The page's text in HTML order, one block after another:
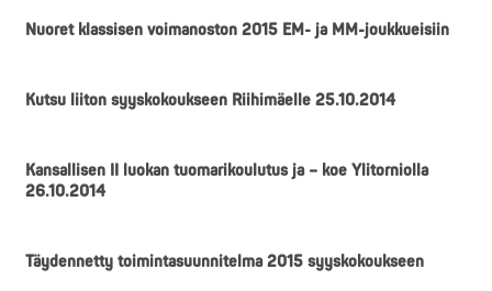
Nuoret klassisen voimanoston 2015 EM- ja MM-joukkueisiin
Kutsu liiton syyskokoukseen Riihimäelle 25.10.2014
Kansallisen II luokan tuomarikoulutus ja – koe Ylitorniolla
26.10.2014
Täydennetty toimintasuunnitelma 2015 syyskokoukseen